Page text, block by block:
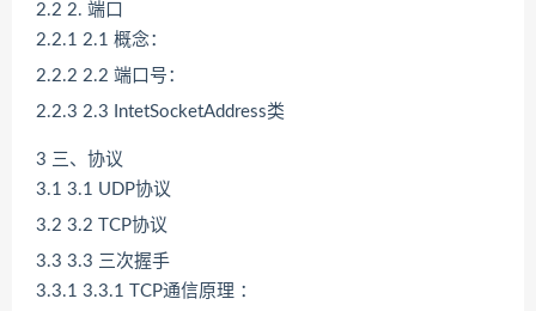
2.2 2. 端口
2.2.1 2.1 概念：
2.2.2 2.2 端口号：
2.2.3 2.3 IntetSocketAddress类
3 三、协议
3.1 3.1 UDP协议
3.2 3.2 TCP协议
3.3 3.3 三次握手
3.3.1 3.3.1 TCP通信原理 ：